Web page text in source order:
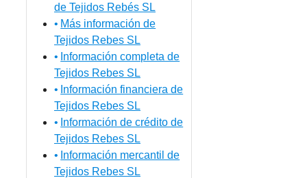
de Tejidos Rebés SL
Más información de
Tejidos Rebes SL
Información completa de
Tejidos Rebes SL
Información financiera de
Tejidos Rebes SL
Información de crédito de
Tejidos Rebes SL
Información mercantil de
Tejidos Rebes SL